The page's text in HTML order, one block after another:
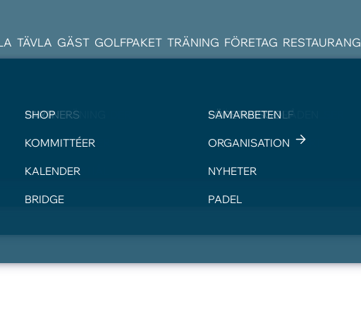
BOKA STARTTID BANGUIDE
LOKALA REGLER DIGITALT SCOREKORT
PAY&PLAY 9 HÅL
TÄVLA
TÄVLINGSKALENDER TÄVLINGSBESTÄMMELSER
GÄST
VISITOR GREENFEE
GOLFPAKET TRÄNING
BOKA TRÄNING TRÄNINGSOMRÅDEN
JUNIOR PARAGOLF
FÖRETAG
PARTNERS FÖRETAGSGOLF
RESTAURANG
SHOP SAMARBETEN
KOMMITTÉER ORGANISATION
KALENDER NYHETER
BRIDGE PADEL